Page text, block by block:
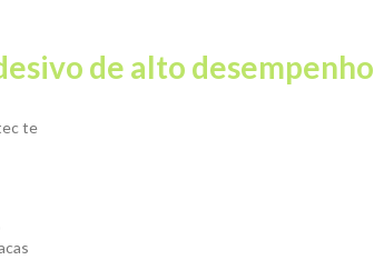
de alto desempenho
te